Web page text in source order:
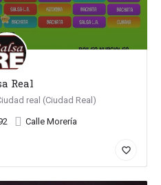
Real
real (Ciudad Real)
Calle Morería
favorite_border